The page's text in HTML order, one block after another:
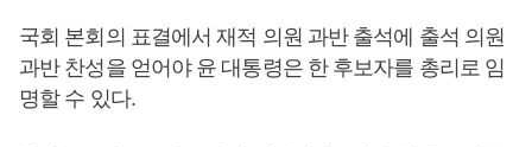
국회 본회의 표결에서 재적 의원 과반 출석에 출석 의원
과반 찬성을 얻어야 윤 대통령은 한 후보자를 총리로 임
명할 수 있다.